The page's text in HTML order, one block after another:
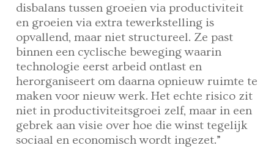
disbalans tussen groeien via productiviteit
en groeien via extra tewerkstelling is
opvallend, maar niet structureel. Ze past
binnen een cyclische beweging waarin
technologie eerst arbeid ontlast en
herorganiseert om daarna opnieuw ruimte te
maken voor nieuw werk. Het echte risico zit
niet in productiviteitsgroei zelf, maar in een
gebrek aan visie over hoe die winst tegelijk
sociaal en economisch wordt ingezet.”